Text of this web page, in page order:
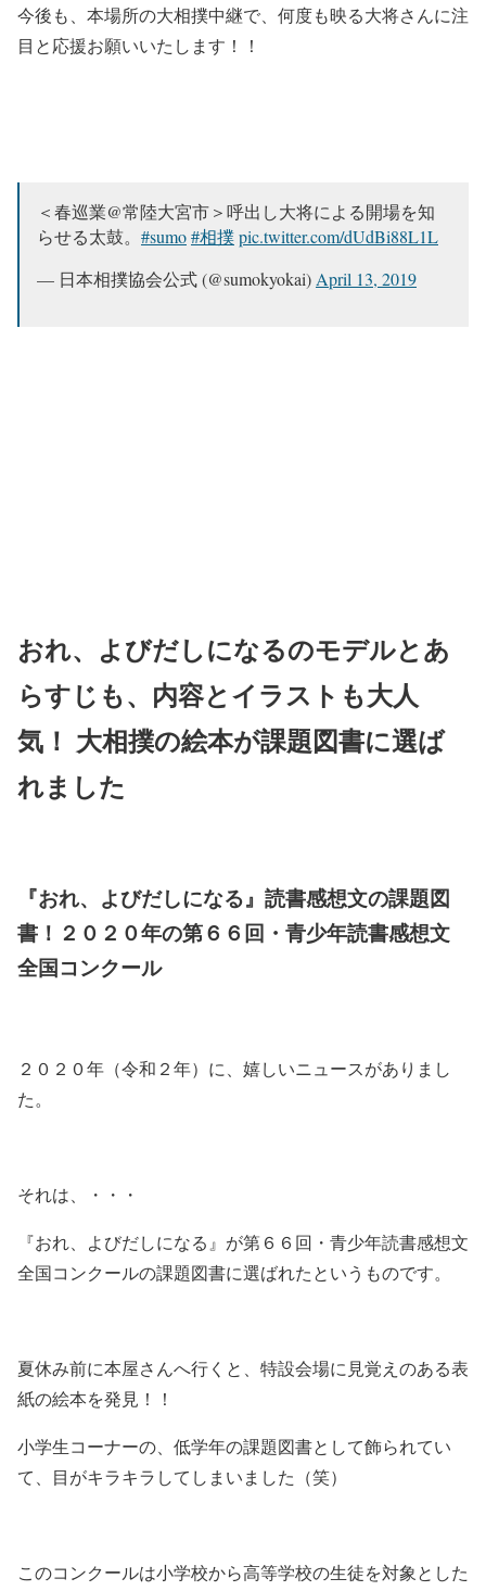
今後も、本場所の大相撲中継で、何度も映る大将さんに注
目と応援お願いいたします！！
＜春巡業@常陸大宮市＞呼出し大将による開場を知
らせる太鼓。 #sumo#相撲pic.twitter.com/dUdBi88L1L
— 日本相撲協会公式 (@sumokyokai) April 13, 2019
おれ、よびだしになるのモデルとあ
らすじも、内容とイラストも大人
気！ 大相撲の絵本が課題図書に選ば
れました
『おれ、よびだしになる』読書感想文の課題図
書！２０２０年の第６６回・青少年読書感想文
全国コンクール
２０２０年（令和２年）に、嬉しいニュースがありまし
た。
それは、・・・
『おれ、よびだしになる』が第６６回・青少年読書感想文
全国コンクールの課題図書に選ばれたというものです。
夏休み前に本屋さんへ行くと、特設会場に見覚えのある表
紙の絵本を発見！！
小学生コーナーの、低学年の課題図書として飾られてい
て、目がキラキラしてしまいました（笑）
このコンクールは小学校から高等学校の生徒を対象とした